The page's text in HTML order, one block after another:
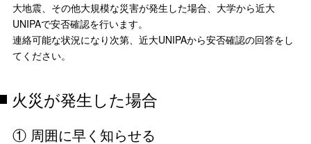
大地震、その他大規模な災害が発生した場合、大学から近大
UNIPAで安否確認を行います。
連絡可能な状況になり次第、近大UNIPAから安否確認の回答をし
てください。
火災が発生した場合
① 周囲に早く知らせる